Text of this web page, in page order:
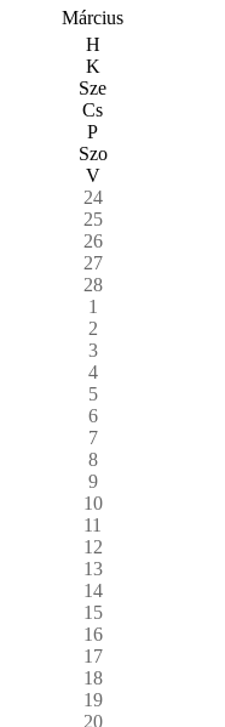
Március
H
K
Sze
Cs
P
Szo
V
24
25
26
27
28
1
2
3
4
5
6
7
8
9
10
11
12
13
14
15
16
17
18
19
20